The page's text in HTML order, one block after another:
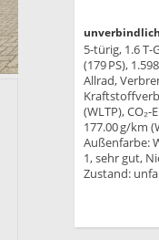
5-türig, 1.6 T-
(179 PS),
Allrad,
(WLTP),
177.00 g/km
Außenfarbe:
1, sehr gut,
Zustand: